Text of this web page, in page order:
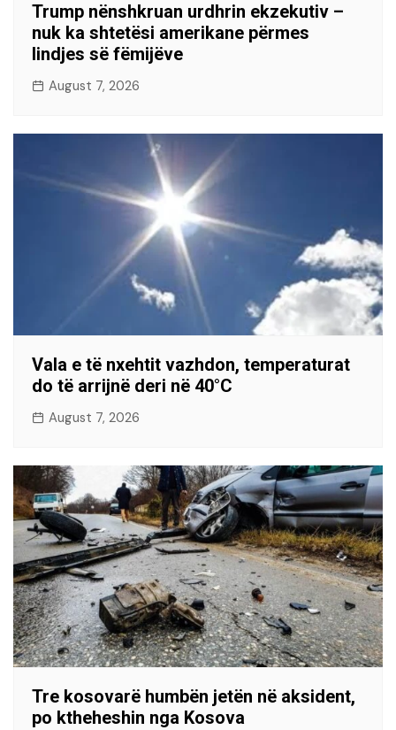
Trump nënshkruan urdhrin ekzekutiv –
nuk ka shtetësi amerikane përmes
lindjes së fëmijëve
August 7, 2026
Vala e të nxehtit vazhdon, temperaturat
do të arrijnë deri në 40°C
August 7, 2026
Tre kosovarë humbën jetën në aksident,
po ktheheshin nga Kosova